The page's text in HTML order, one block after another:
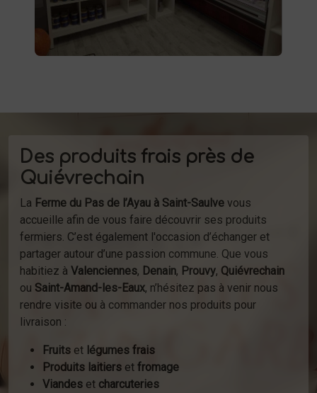
d'épicerie
à la ferme ou de notre service de
livraison.
Des produits frais près de
Quiévrechain
La Ferme du Pas de l’Ayau à Saint-Saulve vous
accueille afin de vous faire découvrir ses produits
fermiers. C’est également l'occasion d’échanger et
partager autour d’une passion commune. Que vous
habitiez à Valenciennes, Denain, Prouvy, Quiévrechain
ou Saint-Amand-les-Eaux, n’hésitez pas à venir nous
rendre visite ou à commander nos produits pour
livraison :
Fruits et légumes frais
Produits laitiers et fromage
Viandes et charcuteries